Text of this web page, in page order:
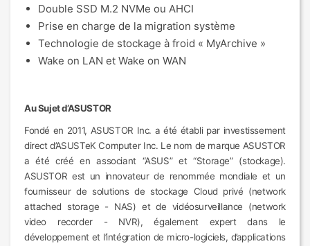
Double SSD M.2 NVMe ou AHCI
Prise en charge de la migration système
Technologie de stockage à froid « MyArchive »
Wake on LAN et Wake on WAN
Au Sujet d’ASUSTOR
Fondé en 2011, ASUSTOR Inc. a été établi par investissement
direct d’ASUSTeK Computer Inc. Le nom de marque ASUSTOR
a été créé en associant “ASUS” et “Storage” (stockage).
ASUSTOR est un innovateur de renommée mondiale et un
fournisseur de solutions de stockage Cloud privé (network
attached storage - NAS) et de vidéosurveillance (network
video recorder - NVR), également expert dans le
développement et l’intégration de micro-logiciels, d’applications